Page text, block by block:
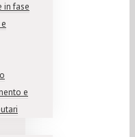
in fase
e